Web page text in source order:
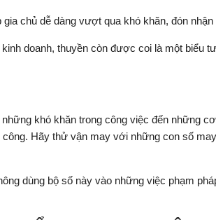
chủ dễ dàng vượt qua khó khăn, đón
doanh, thuyền còn được coi là một biểu
khó khăn trong công việc đến những
Hãy thử vận may với những con số
dùng bộ số này vào những việc phạm